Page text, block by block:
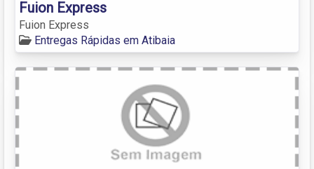
Fuion Express
Fuion Express
Entregas Rápidas em Atibaia